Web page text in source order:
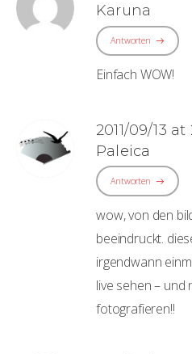
Karuna
Antworten
Einfach WOW!
2011/09/13 at
Paleica
Antworten
wow, von den
beeindruckt.
irgendwann
live sehen – und
fotografieren!!